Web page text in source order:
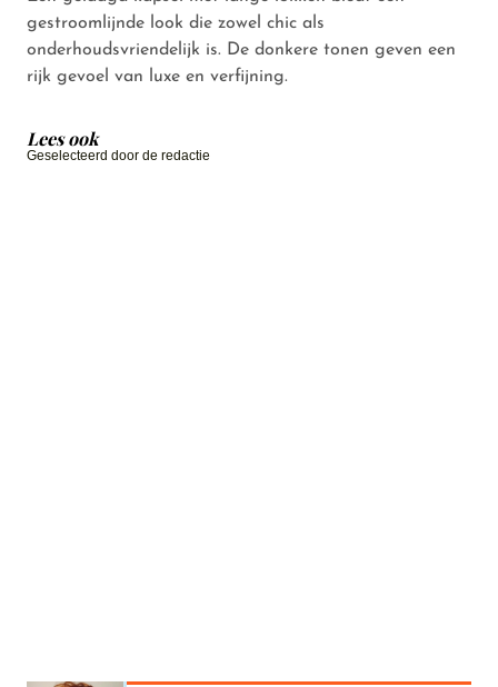
gestroomlijnde look die zowel chic als
onderhoudsvriendelijk is. De donkere tonen geven een
rijk gevoel van luxe en verfijning.
Lees ook
Geselecteerd door de redactie